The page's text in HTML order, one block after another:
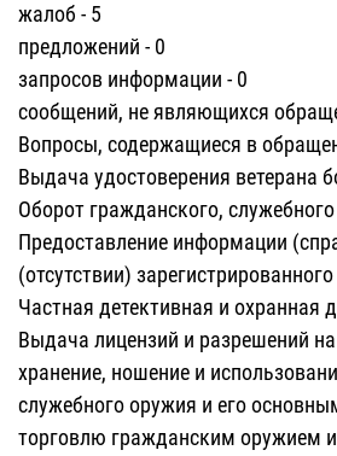
жалоб - 5
предложений - 0
запросов информации - 0
сообщений, не являющихся
Вопросы, содержащиеся в
Выдача удостоверения ветерана
Оборот гражданского,
Предоставление информации
(отсутствии)
Частная детективная и охранная
Выдача лицензий и разрешений
хранение, ношение и
служебного оружия и его
торговлю гражданским оружием